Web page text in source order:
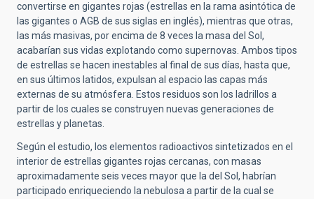
convertirse en gigantes rojas (estrellas en la rama asintótica de
las gigantes o AGB de sus siglas en inglés), mientras que otras,
las más masivas, por encima de 8 veces la masa del Sol,
acabarían sus vidas explotando como supernovas. Ambos tipos
de estrellas se hacen inestables al final de sus días, hasta que,
en sus últimos latidos, expulsan al espacio las capas más
externas de su atmósfera. Estos residuos son los ladrillos a
partir de los cuales se construyen nuevas generaciones de
estrellas y planetas.
Según el estudio, los elementos radioactivos sintetizados en el
interior de estrellas gigantes rojas cercanas, con masas
aproximadamente seis veces mayor que la del Sol, habrían
participado enriqueciendo la nebulosa a partir de la cual se